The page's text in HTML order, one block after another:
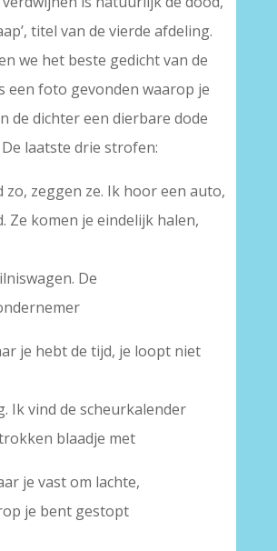
titel van de vierde afdeling.
we het beste gedicht van de
een foto gevonden waarop je
de dichter een dierbare dode
laatste drie strofen:
zo, zeggen ze. Ik hoor een auto,
Ze komen je eindelijk halen,
De
je hebt de tijd, je loopt niet
Ik vind de scheurkalender
blaadje met
je vast om lachte,
je bent gestopt